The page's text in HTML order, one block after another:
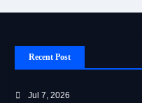
Recent Post
Jul 7, 2026